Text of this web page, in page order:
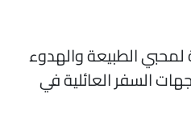
الطبيعة والهدوء
العائلية في